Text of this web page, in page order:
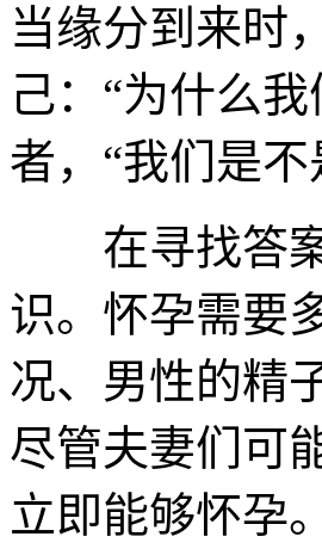
当缘分到来时
己：“为什么
者，“我们是
在寻找答案
识。怀孕需要
况、男性的精
尽管夫妻们可
立即能够怀孕。